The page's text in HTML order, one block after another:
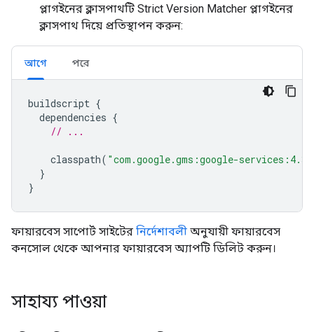
প্লাগইনের ক্লাসপাথটি Strict Version Matcher প্লাগইনের
ক্লাসপাথ দিয়ে প্রতিস্থাপন করুন:
আগে পরে
buildscript {
dependencies {
// ...
classpath( "com.google.gms:google-
}
}
ফায়ারবেস সাপোর্ট সাইটের নির্দেশাবলী অনুযায়ী ফায়ারবেস
কনসোল থেকে আপনার ফায়ারবেস অ্যাপটি ডিলিট করুন।
সাহায্য পাওয়া